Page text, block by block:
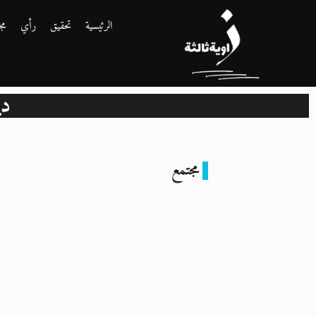
الرئيسية تحقيق رأي
مجتمع
الطاقة الشمسية في